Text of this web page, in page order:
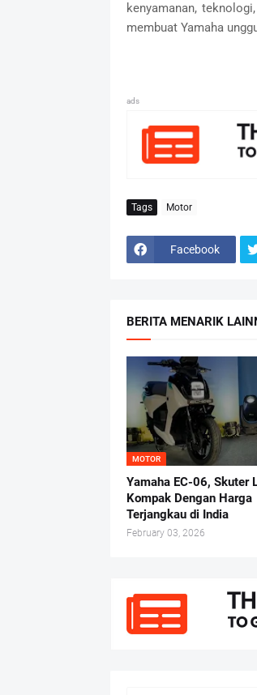
kenyamanan,
membuat Yamaha
ads
Tags Motor
Facebook
BERITA MENARIK
MOTOR
Yamaha EC-06, Skuter
Kompak Dengan Harga
Terjangkau di India
February 03, 2026